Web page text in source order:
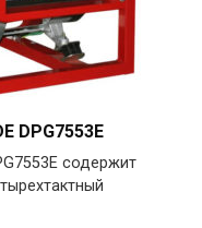
DPG7553E
содержит